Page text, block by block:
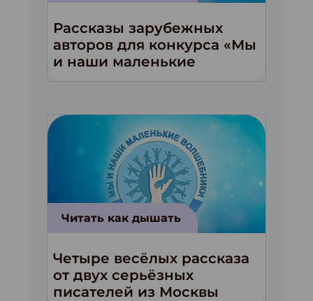
Рассказы зарубежных
авторов для конкурса «Мы
и наши маленькие
волшебники!»
Читать как дышать
Четыре весёлых рассказа
от двух серьёзных
писателей из Москвы